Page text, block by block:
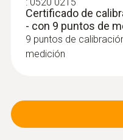
Certificado de
- con 9 puntos de
9 puntos de
medición